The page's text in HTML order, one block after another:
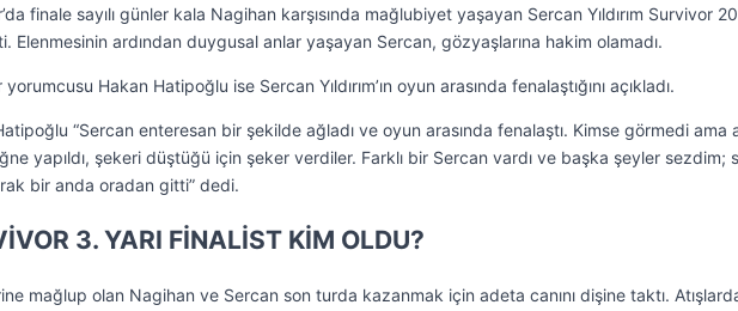
finale sayılı günler kala Nagihan karşısında mağlubiyet yaşayan Sercan Yıldırım Survivor
Elenmesinin ardından duygusal anlar yaşayan Sercan, gözyaşlarına hakim olamadı.
Hakan Hatipoğlu ise Sercan Yıldırım’ın oyun arasında fenalaştığını açıkladı.
“Sercan enteresan bir şekilde ağladı ve oyun arasında fenalaştı. Kimse görmedi ama
yapıldı, şekeri düştüğü için şeker verdiler. Farklı bir Sercan vardı ve başka şeyler sezdim;
bir anda oradan gitti” dedi.
3. YARI FİNALİST KİM OLDU?
mağlup olan Nagihan ve Sercan son turda kazanmak için adeta canını dişine taktı.